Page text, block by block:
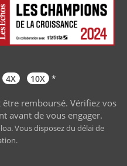
4X 10X *
remboursé. Vérifiez vos
avant de vous engager.
Vous disposez du délai de